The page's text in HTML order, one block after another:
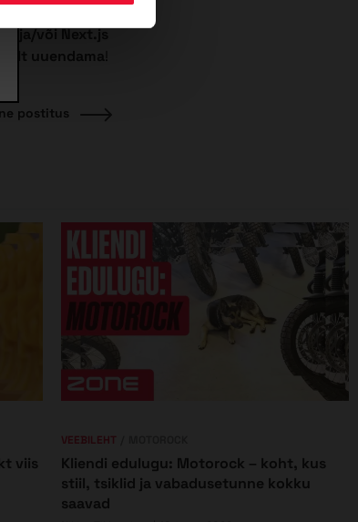
ja/või Next.js
uuendama!
postitus
viis
VEEBILEHT
Kliendi edulugu: Motorock – koht, kus
stiil, tsiklid ja vabadusetunne kokku
saavad